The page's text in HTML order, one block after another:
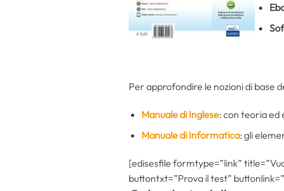
Per approfondire le nozioni di base
Manuale di Inglese: con teoria ed
Manuale di Informatica: gli
[edisesfile formtype=”link”
buttontxt=”Prova il test”